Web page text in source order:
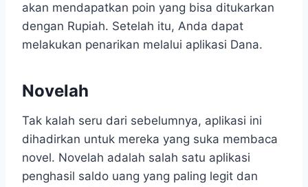
akan mendapatkan poin yang bisa ditukarkan
dengan Rupiah. Setelah itu, Anda dapat
melakukan penarikan melalui aplikasi Dana.
Novelah
Tak kalah seru dari sebelumnya, aplikasi ini
dihadirkan untuk mereka yang suka membaca
novel. Novelah adalah salah satu aplikasi
penghasil saldo uang yang paling legit dan